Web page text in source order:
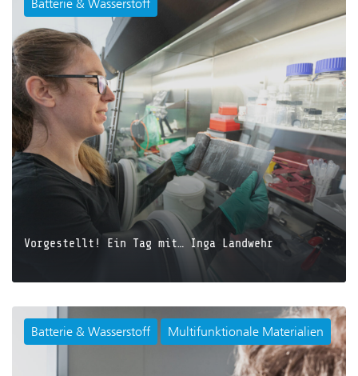
JETZT LESEN
Batterie & Wasserstoff
Vorgestellt! Ein Tag mit… Inga Landwehr
Batterie & Wasserstoff Multifunktionale Materialien